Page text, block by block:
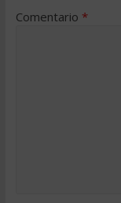
Comentario *